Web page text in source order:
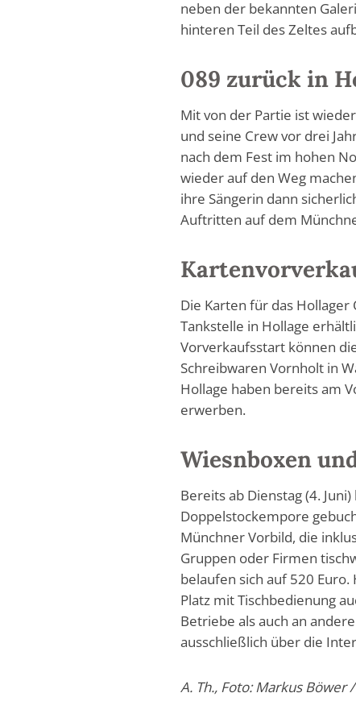
neben der bekannten
hinteren Teil des Zeltes
089 zurück in
Mit von der Partie ist
und seine Crew vor drei
nach dem Fest im hohen
wieder auf den Weg
ihre Sängerin dann
Auftritten auf dem
Die Karten für das Hollager
Tankstelle in Hollage
Vorverkaufsstart können
Schreibwaren Vornholt in
Hollage haben bereits am
erwerben.
Wiesnboxen
Bereits ab Dienstag (4.
Doppelstockempore
Münchner Vorbild, die
Gruppen oder Firmen
belaufen sich auf 520
Platz mit Tischbedienung
Betriebe als auch an
ausschließlich über die
A. Th., Foto: Markus Böwer